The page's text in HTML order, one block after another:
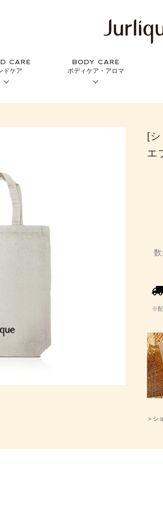
CARE
ドケア
BODY CARE
ボディケア・アロマ
[
エ
※配
＞シ